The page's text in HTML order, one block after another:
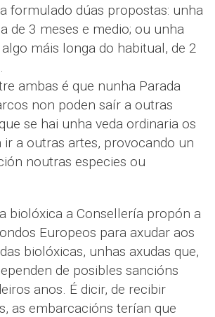
formulado dúas propostas: unha
de 3 meses e medio; ou unha
máis longa do habitual, de 2
ambas é que nunha Parada
non poden saír a outras
se hai unha veda ordinaria os
ir a outras artes, provocando un
noutras especies ou
biolóxica a Consellería propón a
Europeos para axudar aos
biolóxicas, unhas axudas que,
de posibles sancións
anos. É dicir, de recibir
as embarcacións terían que